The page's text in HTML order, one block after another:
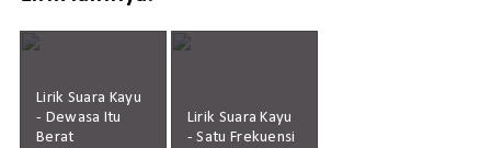
Lirik Suara Kayu
- Dewasa Itu
Berat
Lirik Suara Kayu
- Satu Frekuensi